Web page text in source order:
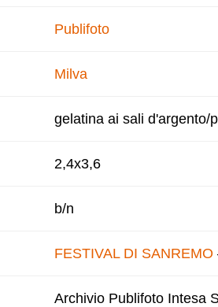
Publifoto
Milva
gelatina ai sali d'argento/
2,4x3,6
b/n
FESTIVAL DI SANREMO
Archivio Publifoto Intesa